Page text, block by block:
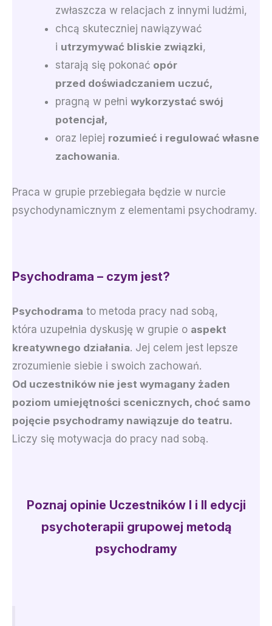
zwłaszcza w relacjach z innymi ludźmi,
chcą skuteczniej nawiązywać
i utrzymywać bliskie związki,
starają się pokonać opór
przed doświadczaniem uczuć,
pragną w pełni wykorzystać swój
potencjał,
oraz lepiej rozumieć i regulować własne
zachowania.
Praca w grupie przebiegała będzie w nurcie
psychodynamicznym z elementami psychodramy.
Psychodrama – czym jest?
Psychodrama to metoda pracy nad sobą,
która uzupełnia dyskusję w grupie o aspekt
kreatywnego działania. Jej celem jest lepsze
zrozumienie siebie i swoich zachowań.
Od uczestników nie jest wymagany żaden
poziom umiejętności scenicznych, choć samo
pojęcie psychodramy nawiązuje do teatru.
Liczy się motywacja do pracy nad sobą.
Poznaj opinie Uczestników I i II edycji
psychoterapii grupowej metodą
psychodramy